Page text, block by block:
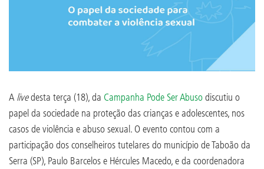
A livedesta terça (18), da Campanha Pode Ser Abusodiscutiu o
papel da sociedade na proteção das crianças e adolescentes, nos
casos de violência e abuso sexual. O evento contou com a
participação dos conselheiros tutelares do município de Taboão da
Serra (SP), Paulo Barcelos e Hércules Macedo, e da coordenadora